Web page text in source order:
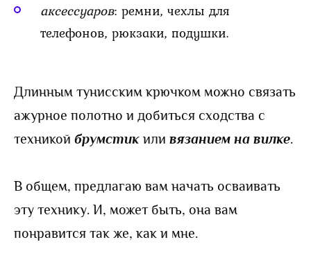
аксессуаров: ремни, чехлы для
телефонов, рюкзаки, подушки.
Длинным тунисским крючком можно связать
ажурное полотно и добиться сходства с
техникой брумстик или вязанием на вилке.
В общем, предлагаю вам начать осваивать
эту технику. И, может быть, она вам
понравится так же, как и мне.